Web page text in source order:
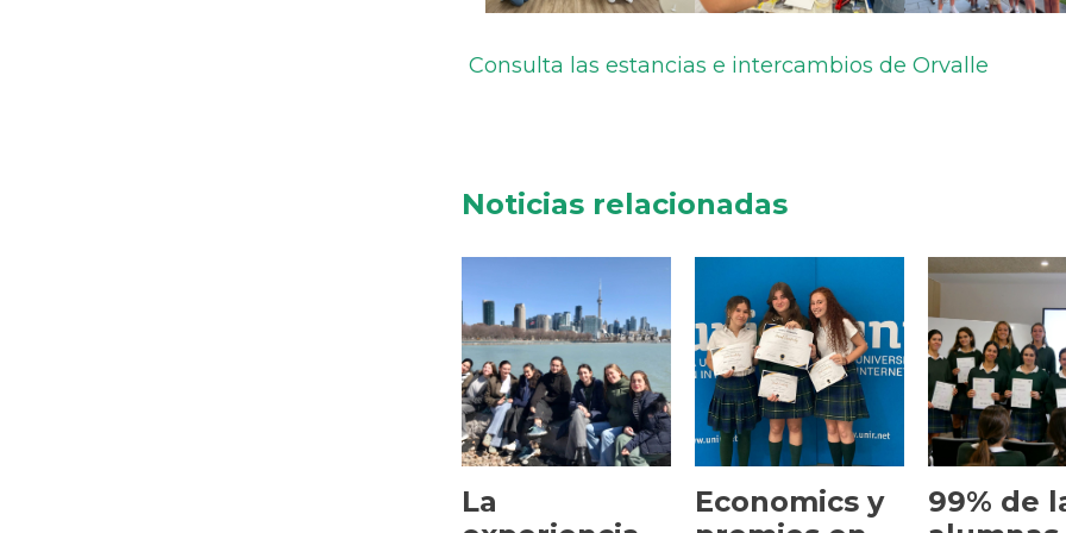
Consulta las estancias e intercambios de Orvalle
Noticias relacionadas
La
Economics y
99% de